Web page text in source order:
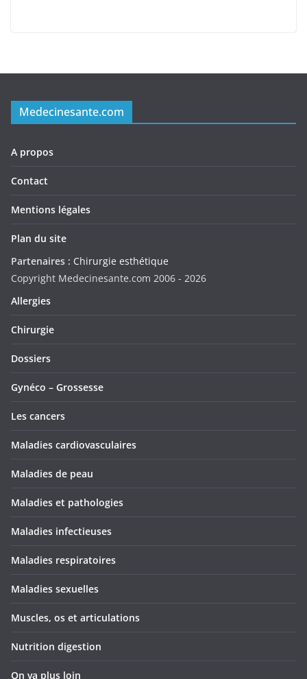
Medecinesante.com
A propos
Contact
Mentions légales
Plan du site
Partenaires : Chirurgie esthétique
Copyright Medecinesante.com 2006 - 2026
Allergies
Chirurgie
Dossiers
Gynéco – Grossesse
Les cancers
Maladies cardiovasculaires
Maladies de peau
Maladies et pathologies
Maladies infectieuses
Maladies respiratoires
Maladies sexuelles
Muscles, os et articulations
Nutrition digestion
On va plus loin